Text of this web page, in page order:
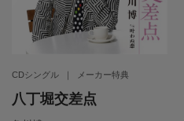
CDシングル メーカー特典
八丁堀交差点